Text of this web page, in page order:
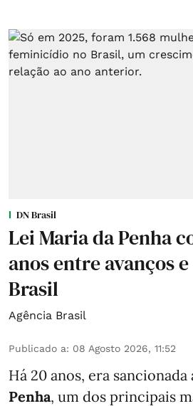
DN Brasil
Lei Maria da Penha
anos entre avanços
Brasil
Agência Brasil
Publicado a: 08 Agosto 2026, 11:52
Há 20 anos, era sancionada
Penha, um dos principais